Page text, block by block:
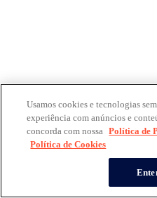
Usamos cookies e tecnologias
experiência com anúncios e
concorda com nossa Política de
Política de Cookies